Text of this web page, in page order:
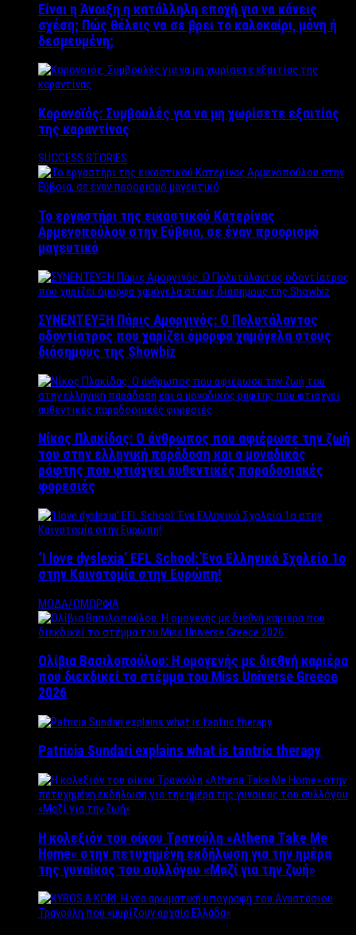
Είναι η Άνοιξη η κατάλληλη εποχή για να κάνεις
σχέση; Πώς θέλεις να σε βρει το καλοκαίρι, μόνη ή
δεσμευμένη;
Κορονοϊός: Συμβουλές για να μη χωρίσετε εξαιτίας
της καραντίνας
SUCCESS STORIES
Το εργαστήρι της εικαστικού Κατερίνας
Αρμενοπούλου στην Εύβοια, σε έναν προορισμό
μαγευτικό
ΣΥΝΕΝΤΕΥΞΗ Πάρις Αμοργινός: O Πολυτάλαντος
οδοντίατρος που χαρίζει όμορφα χαμόγελα στους
διάσημους της Showbiz
Νίκος Πλακίδας: O άνθρωπος που αφιέρωσε την ζωή
του στην ελληνική παράδοση και ο μοναδικός
ράφτης που φτιάχνει αυθεντικές παραδοσιακές
φορεσιές
‘Ι love dyslexia’ EFL School: Ένα Ελληνικό Σχολείo 1ο
στην Καινοτομία στην Ευρώπη!
ΜΟΔΑ/ΟΜΟΡΦΙΑ
Ολίβια Βασιλοπούλου: Η ομογενής με διεθνή καριέρα
που διεκδικεί το στέμμα του Miss Universe Greece
2026
Patricia Sundari explains what is tantric therapy
Η κολεξιόν του οίκου Τρανούλη «Athena Take Me
Home» στην πετυχημένη εκδήλωση για την ημέρα
της γυναίκας του συλλόγου «Μαζί για την ζωή»